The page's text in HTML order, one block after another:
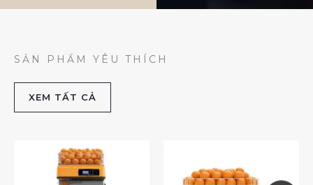
SẢN PHẨM YÊU THÍCH
XEM TẤT CẢ